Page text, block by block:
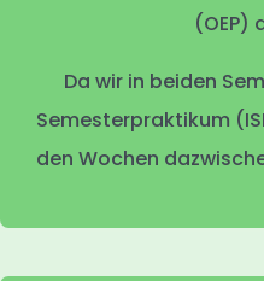
(OEP)
Da wir in beiden
Semesterpraktikum
den Wochen